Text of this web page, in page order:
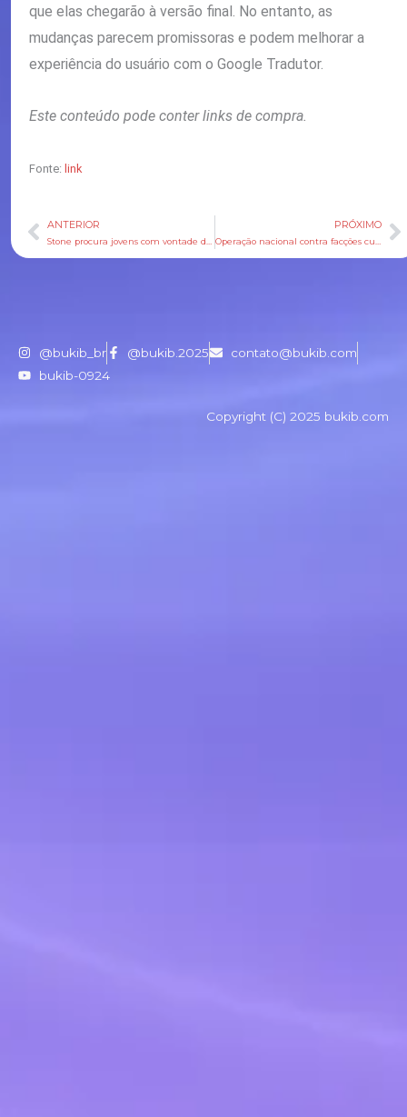
que elas chegarão à versão final. No entanto, as
mudanças parecem promissoras e podem melhorar a
experiência do usuário com o Google Tradutor.
Este conteúdo pode conter links de compra.
Fonte: link
Anterior
ANTERIOR PRÓXIMO
@bukib_br @bukib.2025
contato@bukib.com
bukib-0924
Copyright (C) 2025 bukib.com